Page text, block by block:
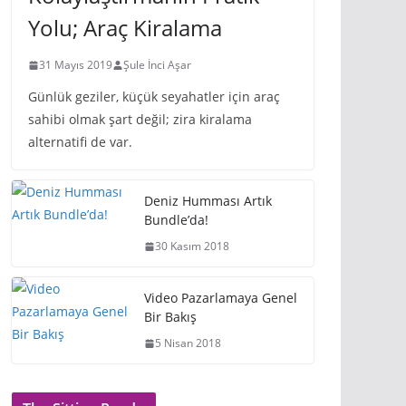
Yolu; Araç Kiralama
31 Mayıs 2019 Şule İnci Aşar
Günlük geziler, küçük seyahatler için araç
sahibi olmak şart değil; zira kiralama
alternatifi de var.
Deniz Humması Artık
Bundle’da!
30 Kasım 2018
Video Pazarlamaya Genel
Bir Bakış
5 Nisan 2018